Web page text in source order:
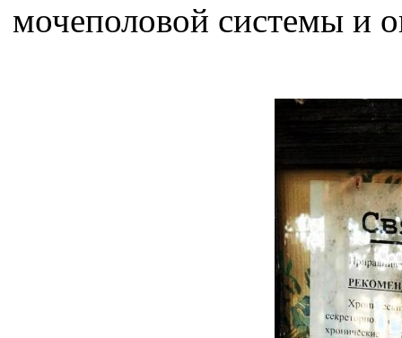
мочеполовой системы и